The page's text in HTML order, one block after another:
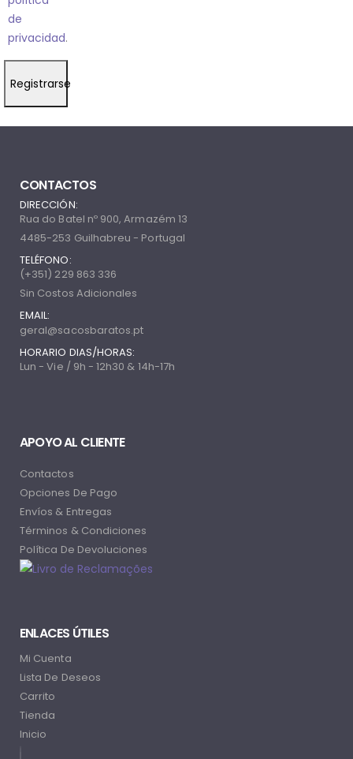
de
privacidad.
Registrarse
CONTACTOS
DIRECCIÓN:
Rua do Batel nº 900, Armazém 13
4485-253 Guilhabreu - Portugal
TELÉFONO:
(+351) 229 863 336
Sin Costos Adicionales
EMAIL:
geral@sacosbaratos.pt
HORARIO DIAS/HORAS:
Lun - Vie / 9h - 12h30 & 14h-17h
APOYO AL CLIENTE
Contactos
Opciones De Pago
Envíos & Entregas
Términos & Condiciones
Política De Devoluciones
ENLACES ÚTILES
Mi Cuenta
Lista De Deseos
Carrito
Tienda
Inicio